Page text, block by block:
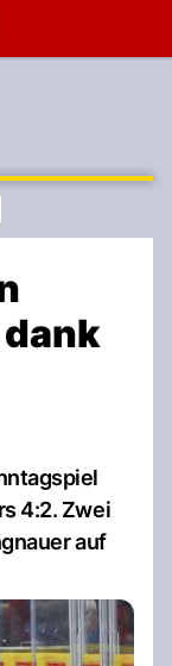
4:2. Zwei
auf